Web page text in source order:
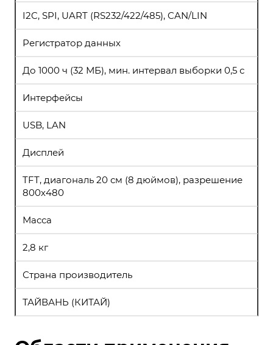
I2C, SPI, UART (RS232/422/485), CAN/LIN
Регистратор данных
До 1000 ч (32 МБ), мин. интервал выборки 0,5 с
Интерфейсы
USB, LAN
Дисплей
TFT, диагональ 20 см (8 дюймов), разрешение
800х480
Масса
2,8 кг
Страна производитель
ТАЙВАНЬ (КИТАЙ)